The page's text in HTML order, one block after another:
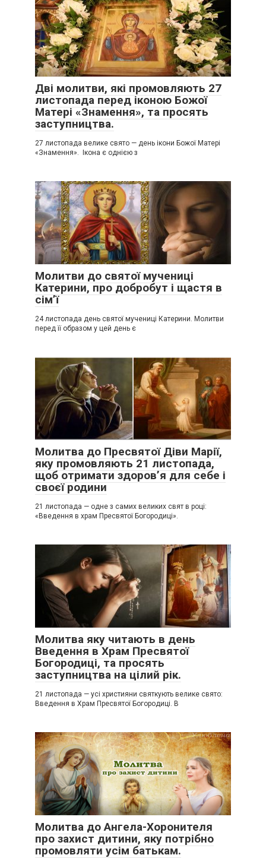
Дві молитви, які промовляють 27
листопада перед іконою Божої
Матері «Знамення», та просять
заступництва.
27 листопада велике свято — день ікони Божої Матері
«Знамення». Ікона є однією з
Молитви до святої мучениці
Катерини, про добробут і щастя в
сім’ї
24 листопада день святої мучениці Катерини. Молитви
перед її образом у цей день є
Молитва до Пресвятої Діви Марії,
яку промовляють 21 листопада,
щоб отримати здоров’я для себе і
своєї родини
21 листопада — одне з самих великих свят в році:
«Введення в храм Пресвятої Богородиці».
Молитва яку читають в день
Введення в Храм Пресвятої
Богородиці, та просять
заступництва на цілий рік.
21 листопада — усі християни святкують велике свято:
Введення в Храм Пресвятої Богородиці. В
Молитва до Ангела-Хоронителя
про захист дитини, яку потрібно
промовляти усім батькам.